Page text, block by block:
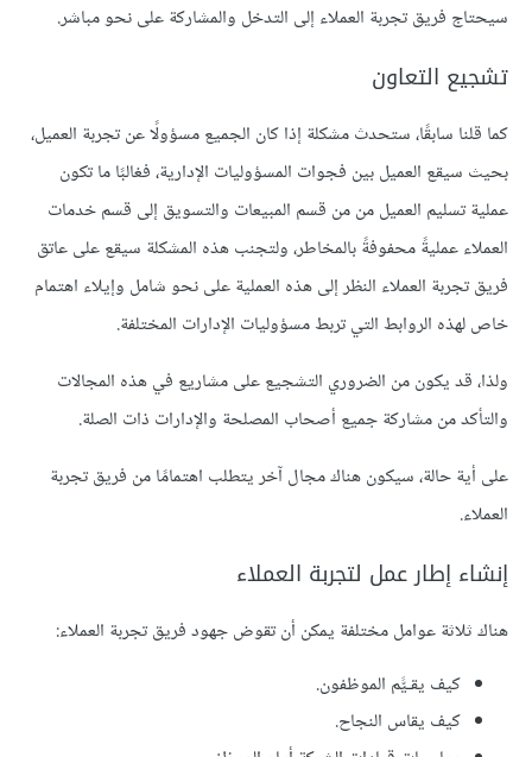
سيحتاج فريق تجربة العملاء إلى التدخل والمشاركة على نحو مباشر.
تشجيع التعاون
كما قلنا سابقًا، ستحدث مشكلة إذا كان الجميع مسؤولًا عن تجربة العميل،
بحيث سيقع العميل بين فجوات المسؤوليات الإدارية، فغالبًا ما تكون
عملية تسليم العميل من من قسم المبيعات والتسويق إلى قسم خدمات
العملاء عمليةً محفوفةً بالمخاطر، ولتجنب هذه المشكلة سيقع على عاتق
فريق تجربة العملاء النظر إلى هذه العملية على نحو شامل وإيلاء اهتمام
خاص لهذه الروابط التي تربط مسؤوليات الإدارات المختلفة.
ولذا، قد يكون من الضروري التشجيع على مشاريع في هذه المجالات
والتأكد من مشاركة جميع أصحاب المصلحة والإدارات ذات الصلة.
على أية حالة، سيكون هناك مجال آخر يتطلب اهتمامًا من فريق تجربة
العملاء.
إنشاء إطار عمل لتجربة العملاء
هناك ثلاثة عوامل مختلفة يمكن أن تقوض جهود فريق تجربة العملاء:
كيف يقـيًّم الموظفون.
كيف يقاس النجاح.